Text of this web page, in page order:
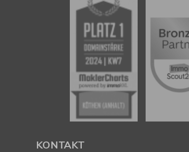
KONTAKT